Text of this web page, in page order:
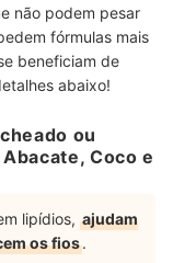
não podem pesar
fórmulas mais
beneficiam de
abaixo!
ou
Coco e
lipídios, ajudam
os fios.